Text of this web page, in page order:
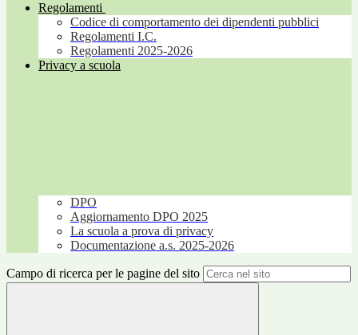
Regolamenti
Codice di comportamento dei dipendenti pubblici
Regolamenti I.C.
Regolamenti 2025-2026
Privacy a scuola
DPO
Aggiornamento DPO 2025
La scuola a prova di privacy
Documentazione a.s. 2025-2026
Campo di ricerca per le pagine del sito